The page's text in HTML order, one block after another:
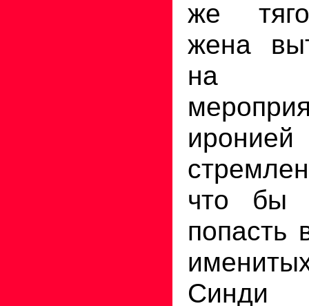
же
жена
на
что бы
попасть